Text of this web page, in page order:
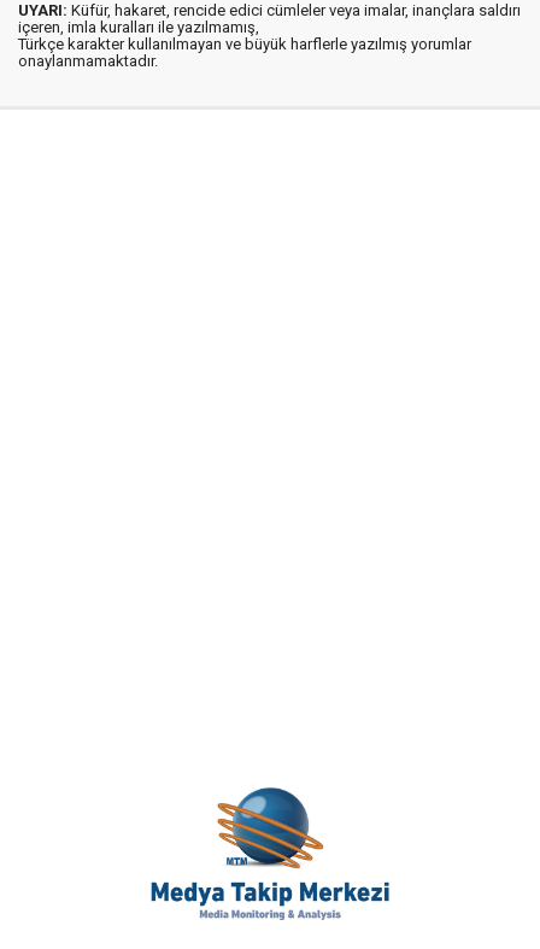
UYARI: Küfür, hakaret, rencide edici cümleler veya imalar, inançlara saldırı
içeren, imla kuralları ile yazılmamış,
Türkçe karakter kullanılmayan ve büyük harflerle yazılmış yorumlar
onaylanmamaktadır.